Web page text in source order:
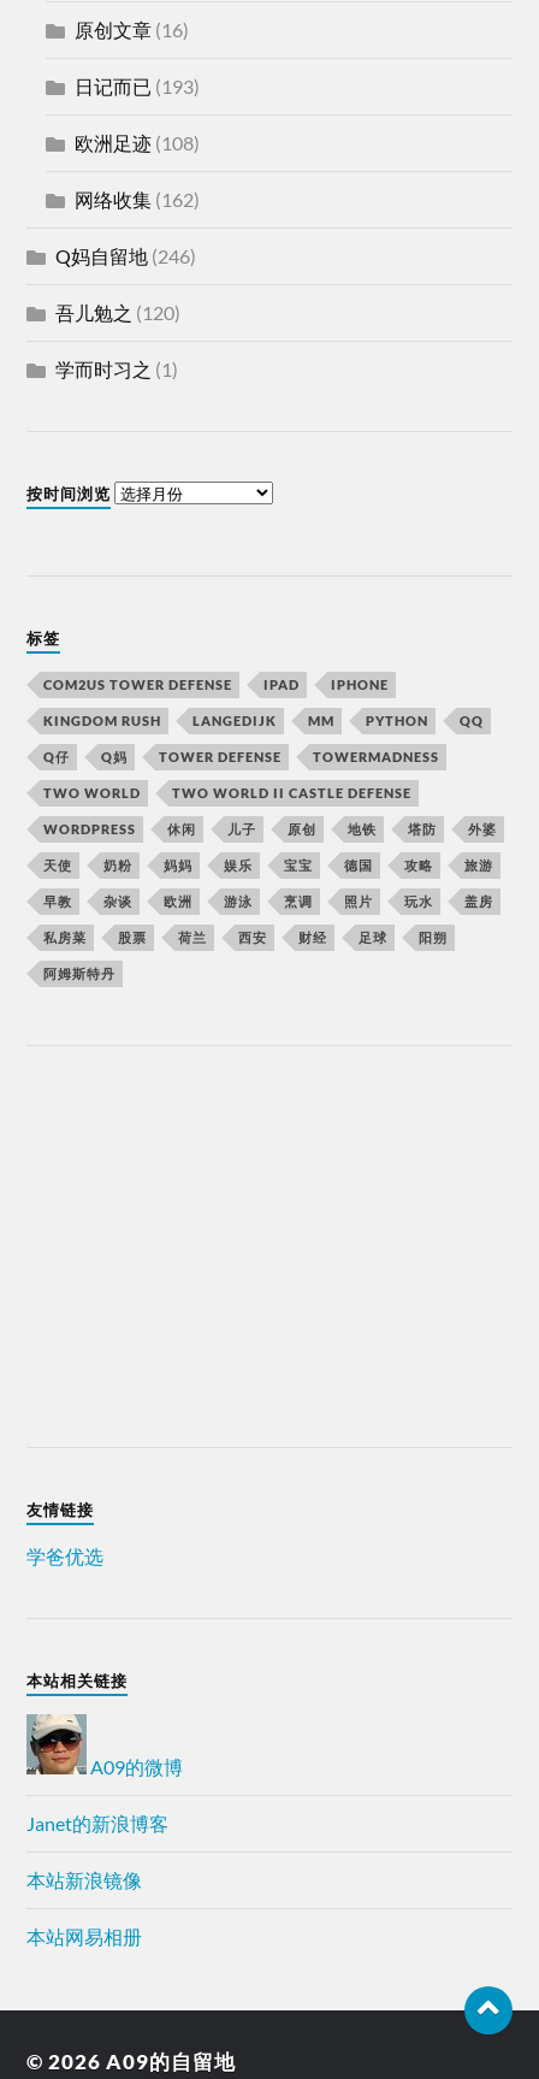
原创文章 (16)
日记而已 (193)
欧洲足迹 (108)
网络收集 (162)
Q妈自留地 (246)
吾儿勉之 (120)
学而时习之 (1)
按时间浏览
标签
COM2US TOWER DEFENSE IPAD IPHONE
KINGDOM RUSH LANGEDIJK MM PYTHON QQ
Q仔 Q妈 TOWER DEFENSE TOWERMADNESS
TWO WORLD TWO WORLD II CASTLE DEFENSE
WORDPRESS 休闲 儿子 原创 地铁 塔防 外婆
天使 奶粉 妈妈 娱乐 宝宝 德国 攻略 旅游
早教 杂谈 欧洲 游泳 烹调 照片 玩水 盖房
私房菜 股票 荷兰 西安 财经 足球 阳朔
阿姆斯特丹
友情链接
学爸优选
本站相关链接
A09的微博
Janet的新浪博客
本站新浪镜像
本站网易相册
© 2026A09的自留地